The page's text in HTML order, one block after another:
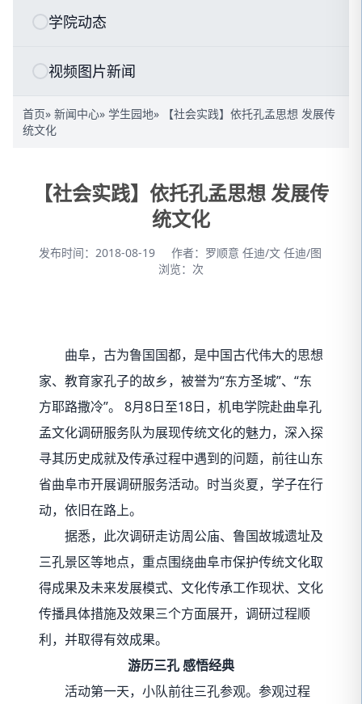
学院动态
视频图片新闻
首页» 新闻中心» 学生园地» 【社会实践】依托孔孟思想 发展传
统文化
【社会实践】依托孔孟思想 发展传
统文化
发布时间：2018-08-19
作者：罗顺意 任迪/文 任迪/图
浏览： 次
曲阜，古为鲁国国都，是中国古代伟大的思想
家、教育家孔子的故乡，被誉为“东方圣城”、“东
方耶路撒冷”。 8月8日至18日，机电学院赴曲阜孔
孟文化调研服务队为展现传统文化的魅力，深入探
寻其历史成就及传承过程中遇到的问题，前往山东
省曲阜市开展调研服务活动。时当炎夏，学子在行
动，依旧在路上。
据悉，此次调研走访周公庙、鲁国故城遗址及
三孔景区等地点，重点围绕曲阜市保护传统文化取
得成果及未来发展模式、文化传承工作现状、文化
传播具体措施及效果三个方面展开，调研过程顺
利，并取得有效成果。
游历三孔 感悟经典
活动第一天，小队前往三孔参观。参观过程